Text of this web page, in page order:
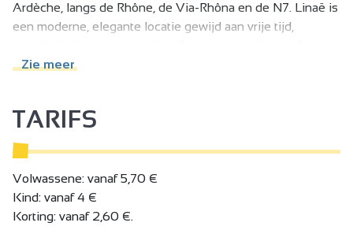
Ardèche, langs de Rhône, de Via-Rhôna en de N7. Linaë is
een moderne, elegante locatie gewijd aan vrije tijd,
en seminarruimten zijn het hele jaar door geopend, 7
een duikput van 3 meter en een peuterbad van 2 meter
diep. Een activiteitenbad van 180 m² met massagestralen
en een kleine kinderglijbaan. De overdekte pentagliss
zorgt voor urenlang plezier voor jong en oud. Voor het
comfort van de klanten heeft Linaë tribunes voor 200
zitplaatsen en een snackbar die in de zomer geopend is.
Zie meer
TARIFS
Volwassene: vanaf 5,70 €
Kind: vanaf 4 €
Korting: vanaf 2,60 €.